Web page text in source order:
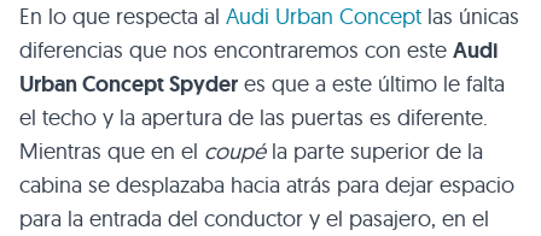
En lo que respecta al Audi Urban Concept las únicas
diferencias que nos encontraremos con este Audi
Urban Concept Spyder es que a este último le falta
el techo y la apertura de las puertas es diferente.
Mientras que en el coupéla parte superior de la
cabina se desplazaba hacia atrás para dejar espacio
para la entrada del conductor y el pasajero, en el